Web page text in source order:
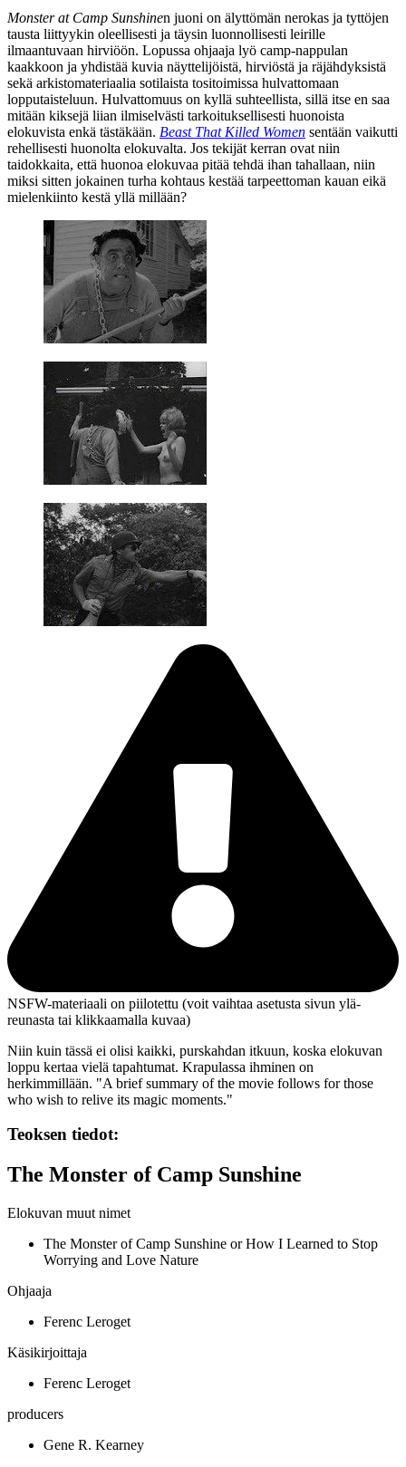
Monster at Camp Sunshinen juoni on älyttömän nerokas ja tyttöjen
tausta liittyykin oleellisesti ja täysin luonnollisesti leirille
ilmaantuvaan hirviöön. Lopussa ohjaaja lyö camp-nappulan
kaakkoon ja yhdistää kuvia näyttelijöistä, hirviöstä ja räjähdyksistä
sekä arkistomateriaalia sotilaista tositoimissa hulvattomaan
lopputaisteluun. Hulvattomuus on kyllä suhteellista, sillä itse en saa
mitään kiksejä liian ilmiselvästi tarkoituksellisesti huonoista
elokuvista enkä tästäkään. Beast That Killed Women sentään vaikutti
rehellisesti huonolta elokuvalta. Jos tekijät kerran ovat niin
taidokkaita, että huonoa elokuvaa pitää tehdä ihan tahallaan, niin
miksi sitten jokainen turha kohtaus kestää tarpeettoman kauan eikä
mielenkiinto kestä yllä millään?
NSFW-materiaali on piilotettu (voit vaihtaa asetusta sivun ylä­
reunasta tai klikkaamalla kuvaa)
Niin kuin tässä ei olisi kaikki, purskahdan itkuun, koska elokuvan
loppu kertaa vielä tapahtumat. Krapulassa ihminen on
herkimmillään. "A brief summary of the movie follows for those
who wish to relive its magic moments."
Teoksen tiedot:
The Monster of Camp Sunshine
Elokuvan muut nimet
The Monster of Camp Sunshine or How I Learned to Stop
Worrying and Love Nature
Ohjaaja
Ferenc Leroget
Käsikirjoittaja
Ferenc Leroget
producers
Gene R. Kearney